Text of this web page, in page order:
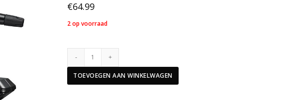
€64.99
2 op voorraad
Shimano
Achter
BL-
TOEVOEGEN AAN WINKELWAGEN